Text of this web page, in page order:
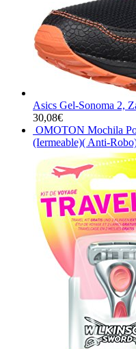
Asics Gel-Sonoma 2,
30,08€
OMOTON Mochila
(Iermeable)( Anti-